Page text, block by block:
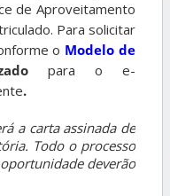
de Aproveitamento
Para solicitar
o Modelo de
para o e-
.
a carta assinada de
Todo o processo
deverão